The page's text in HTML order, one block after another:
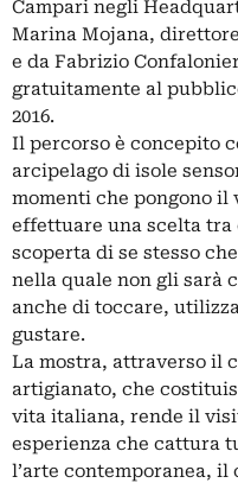
Campari negli
Marina Mojana,
e da Fabrizio
gratuitamente al
2016.
Il percorso è concepito
arcipelago di isole
momenti che pongono
effettuare una scelta
scoperta di se stesso
nella quale non gli sarà
anche di toccare,
gustare.
La mostra, attraverso il
artigianato, che
vita italiana, rende il
esperienza che cattura
l’arte contemporanea, il